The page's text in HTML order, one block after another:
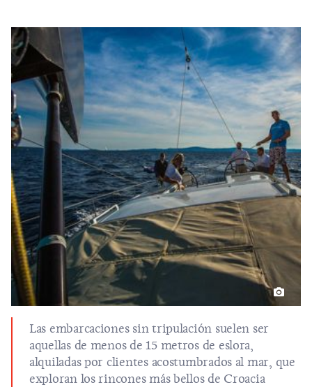
Las embarcaciones sin tripulación suelen ser
aquellas de menos de 15 metros de eslora,
alquiladas por clientes acostumbrados al mar, que
exploran los rincones más bellos de Croacia